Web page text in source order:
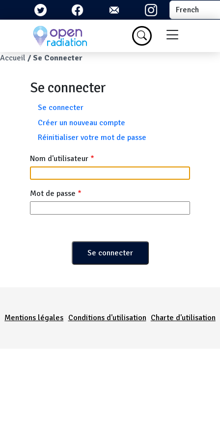
Aller au contenu principal Select your
Menu du
Fil d'Ariane
Accueil Se Connecter
Se connecter
Onglets principaux
Se connecter
Créer un nouveau compte
Réinitialiser votre mot de passe
Nom d'utilisateur
Mot de passe
Mentions légales Conditions d'utilisation Charte d'utilisation